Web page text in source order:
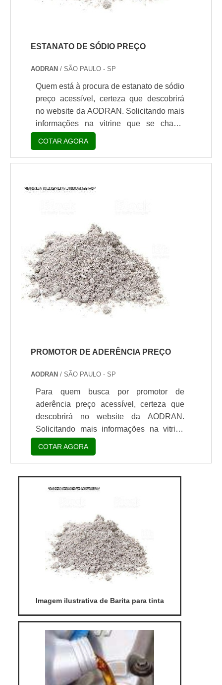
ESTANATO DE SÓDIO PREÇO
AODRAN/ SÃO PAULO - SP
Quem está à procura de estanato de sódio
preço acessível, certeza que descobrirá
no website da AODRAN. Solicitando mais
informações na vitrine que se chama
Soluções Industriais e conhecendo a líder
do segmento.É importante lembrar que o
produto deve sempre ser adquirido com
Esse tipo de cuidado ajuda a garantir a
COTAR AGORA
PROMOTOR DE ADERÊNCIA PREÇO
AODRAN/ SÃO PAULO - SP
Para quem busca por promotor de
aderência preço acessível, certeza que
descobrirá no website da AODRAN.
Solicitando mais informações na vitrine
que se chama Soluções Industriais e
conhecendo a líder do segmento. Quando
a temática é promotor de aderência preço,
com os profissionais da AODRAN irá
encontrar excelente custo-benefício com
SOBRE PROMOTOR DE ADERÊNCIA
PREÇOHá muitas maneiras eficientes de
demo...
COTAR AGORA
Imagem ilustrativa de Barita para tinta